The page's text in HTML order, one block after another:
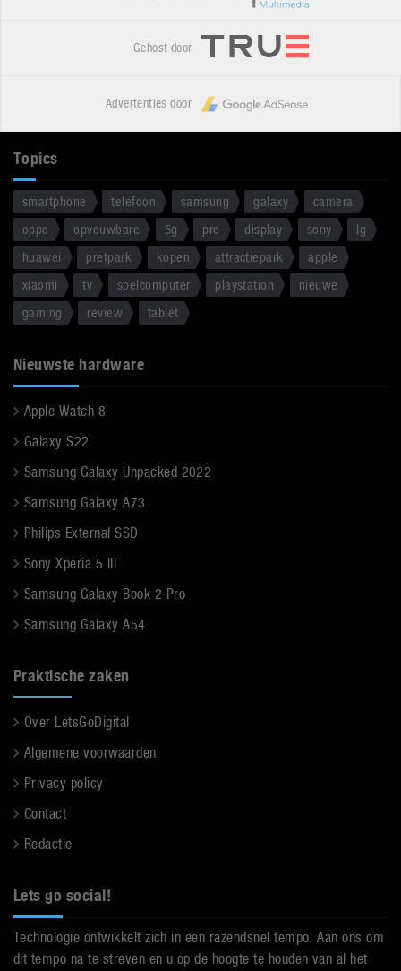
Gehost door
Advertenties door
Topics
smartphone telefoon samsung galaxy
camera
oppo
opvouwbare 5g pro display sony
lg
huawei
pretpark kopen attractiepark
apple
xiaomi
tv spelcomputer playstation
nieuwe
gaming
review tablet
Nieuwste hardware
Apple Watch 8
Galaxy S22
Samsung Galaxy Unpacked 2022
Samsung Galaxy A73
Philips External SSD
Sony Xperia 5 III
Samsung Galaxy Book 2 Pro
Samsung Galaxy A54
Praktische zaken
Over LetsGoDigital
Algemene voorwaarden
Privacy policy
Contact
Redactie
Lets go social!
Technologie ontwikkelt zich in een razendsnel tempo. Aan ons om
dit tempo na te streven en u op de hoogte te houden van al het